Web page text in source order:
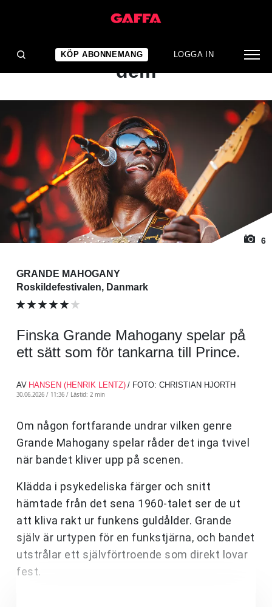
KÖP ABONNEMANG LOGGA IN
KONSERTRECENSION
Musikaliteten väller ur
dem
6
GRANDE MAHOGANY
Roskildefestivalen, Danmark
Finska Grande Mahogany spelar på
ett sätt som för tankarna till Prince.
AV HANSEN (HENRIK LENTZ) / FOTO: CHRISTIAN HJORTH
30.06.2026 / 11:36 / Lästid: 2 min
Om någon fortfarande undrar vilken genre
Grande Mahogany spelar råder det inga tvivel
när bandet kliver upp på scenen.
Klädda i psykedeliska färger och snitt
hämtade från det sena 1960-talet ser de ut
att kliva rakt ur funkens guldålder. Grande
själv är urtypen för en funkstjärna, och bandet
utstrålar ett självförtroende som direkt lovar
fest.